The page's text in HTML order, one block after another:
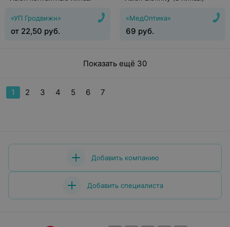
«УП Гродвижн»
от 22,50 руб.
«МедОптика»
69 руб.
Показать ещё 30
1 2 3 4 5 6 7
Добавить компанию
Добавить специалиста